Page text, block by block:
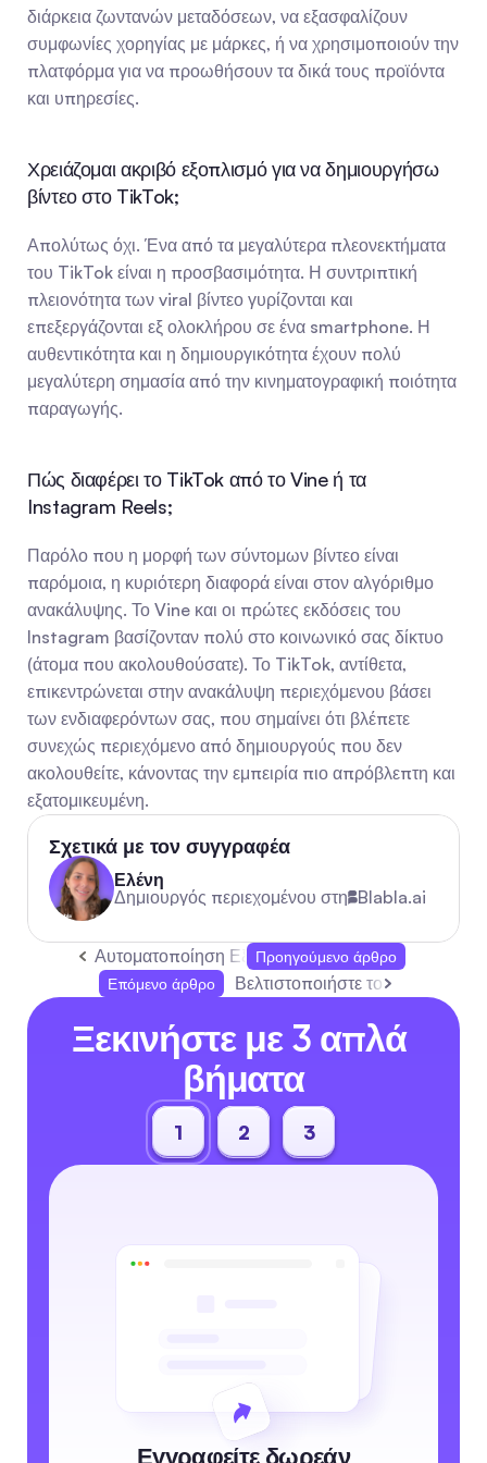
διάρκεια ζωντανών μεταδόσεων, να εξασφαλίζουν
συμφωνίες χορηγίας με μάρκες, ή να χρησιμοποιούν την
πλατφόρμα για να προωθήσουν τα δικά τους προϊόντα
και υπηρεσίες.
Χρειάζομαι ακριβό εξοπλισμό για να δημιουργήσω
βίντεο στο TikTok;
Απολύτως όχι. Ένα από τα μεγαλύτερα πλεονεκτήματα
του TikTok είναι η προσβασιμότητα. Η συντριπτική
πλειονότητα των viral βίντεο γυρίζονται και
επεξεργάζονται εξ ολοκλήρου σε ένα smartphone. Η
αυθεντικότητα και η δημιουργικότητα έχουν πολύ
μεγαλύτερη σημασία από την κινηματογραφική ποιότητα
παραγωγής.
Πώς διαφέρει το TikTok από το Vine ή τα
Instagram Reels;
Παρόλο που η μορφή των σύντομων βίντεο είναι
παρόμοια, η κυριότερη διαφορά είναι στον αλγόριθμο
ανακάλυψης. Το Vine και οι πρώτες εκδόσεις του
Instagram βασίζονταν πολύ στο κοινωνικό σας δίκτυο
(άτομα που ακολουθούσατε). Το TikTok, αντίθετα,
επικεντρώνεται στην ανακάλυψη περιεχόμενου βάσει
των ενδιαφερόντων σας, που σημαίνει ότι βλέπετε
συνεχώς περιεχόμενο από δημιουργούς που δεν
ακολουθείτε, κάνοντας την εμπειρία πιο απρόβλεπτη και
εξατομικευμένη.
Σχετικά με τον συγγραφέα
Ελένη
Δημιουργός περιεχομένου στη Blabla.ai
Αυτοματοποίηση Εξυπηρέτησης Πελατών:
Προηγούμενο άρθρο
Επόμενο άρθρο
Βελτιστοποιήστε το TikTok με
Ξεκινήστε με 3 απλά
βήματα
1 2 3
Εγγραφείτε δωρεάν